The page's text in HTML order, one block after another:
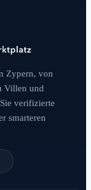
Zypern, von
Villen und
verifizierte
smarteren